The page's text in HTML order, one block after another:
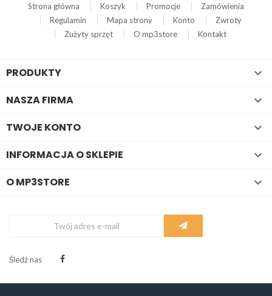
Strona główna Koszyk Promocje
Zamówienia
Regulamin
Mapa strony Konto
Zwroty
Zużyty sprzęt
O mp3store Kontakt
PRODUKTY 
NASZA FIRMA 
TWOJE KONTO 
INFORMACJA O SKLEPIE 
O MP3STORE 
Śledź nas